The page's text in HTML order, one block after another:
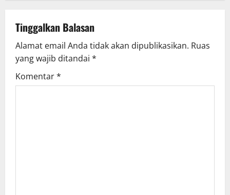
v
i
g
Tinggalkan Balasan
Alamat email Anda tidak akan dipublikasikan. Ruas
yang wajib ditandai *
Komentar*